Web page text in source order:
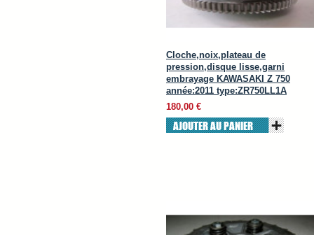
Cloche,noix,plateau de
pression,disque lisse,garni
embrayage KAWASAKI Z 750
année:2011 type:ZR750LL1A
180,00 €
AJOUTER AU PANIER